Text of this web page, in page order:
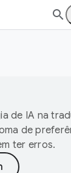
de IA na
de
ter erros.